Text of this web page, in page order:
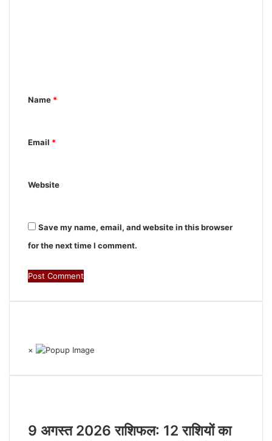
Name *
Email *
Website
Save my name, email, and website in this browser
for the next time I comment.
×
9 अगस्त 2026 राशिफल: 12 राशियों का